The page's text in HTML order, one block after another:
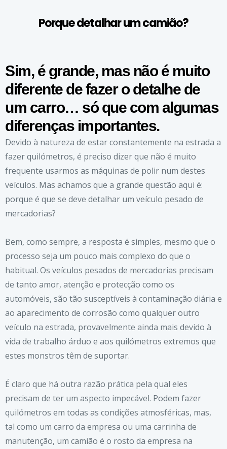
Porque detalhar um camião?
Sim, é grande, mas não é muito
diferente de fazer o detalhe de
um carro… só que com algumas
diferenças importantes.
Devido à natureza de estar constantemente na estrada a
fazer quilómetros, é preciso dizer que não é muito
frequente usarmos as máquinas de polir num destes
veículos. Mas achamos que a grande questão aqui é:
porque é que se deve detalhar um veículo pesado de
mercadorias?
Bem, como sempre, a resposta é simples, mesmo que o
processo seja um pouco mais complexo do que o
habitual. Os veículos pesados de mercadorias precisam
de tanto amor, atenção e protecção como os
automóveis, são tão susceptíveis à contaminação diária e
ao aparecimento de corrosão como qualquer outro
veículo na estrada, provavelmente ainda mais devido à
vida de trabalho árduo e aos quilómetros extremos que
estes monstros têm de suportar.
É claro que há outra razão prática pela qual eles
precisam de ter um aspecto impecável. Podem fazer
quilómetros em todas as condições atmosféricas, mas,
tal como um carro da empresa ou uma carrinha de
manutenção, um camião é o rosto da empresa na